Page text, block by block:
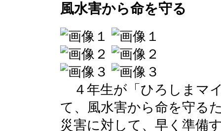
風水害から命を守る
４年生が「ひろしまマ
て、風水害から命を守る
災害に対して、早く準備